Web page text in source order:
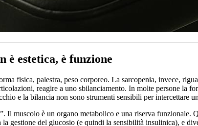
è estetica, è funzione
fisica, palestra, peso corporeo. La sarcopenia, invece,
reagire a uno sbilanciamento. In molte persone la
e la bilancia non sono strumenti sensibili per intercettare
muscolo è un organo metabolico e una riserva funzionale.
gestione del glucosio (e quindi la sensibilità insulinica), e